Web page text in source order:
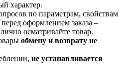
характер.
по параметрам, свойствам
оформлением заказа –
осматривайте товар.
обмену и возврату не
не устанавливается